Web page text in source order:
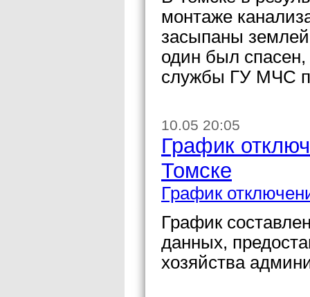
монтаже
засыпаны
один был
службы ГУ МЧС
10.05 20:05
График
Томске
График
График
данных,
хозяйства